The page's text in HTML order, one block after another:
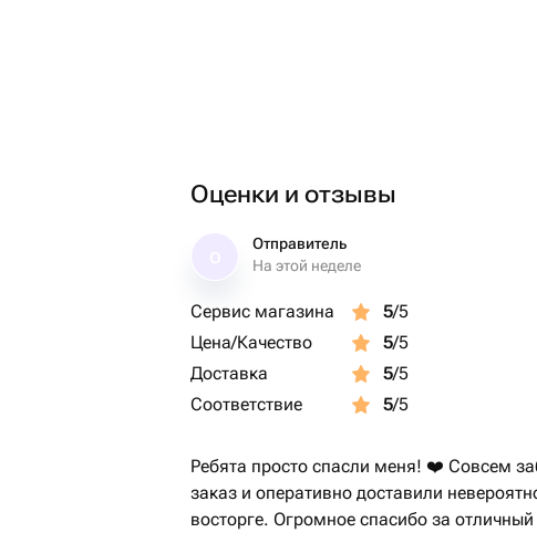
Оценки и отзывы
Отправитель
На этой неделе
Сервис магазина 5/5
Цена/Качество
5/5
Доставка
5/5
Соответствие
5/5
Ребята просто спасли меня! ❤️ Совсем
заказ и оперативно доставили
восторге. Огромное спасибо за